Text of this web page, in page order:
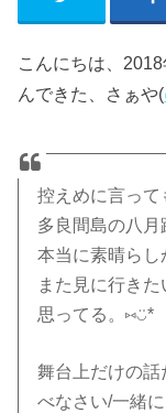
こんにちは、
んできた、さぁや(
控えめに言って
多良間島の八月
本当に素晴らし
また見に行きた
思ってる。⑅◡̈*
舞台上だけの
べなさい/一緒